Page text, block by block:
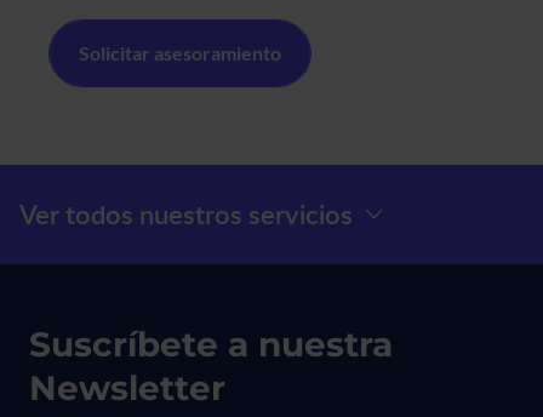
Menú Prefooter
Ver todos nuestros servicios
Suscríbete a nuestra
Newsletter